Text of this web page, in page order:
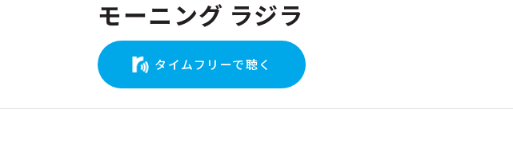
モーニング ラジラ
タイムフリーで聴く